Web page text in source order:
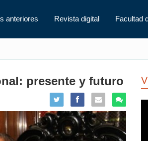
anteriores Revista digital Facultad
presente y futuro